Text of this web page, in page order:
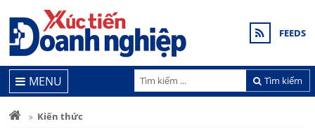
FEEDS
Tìm kiếm
MENU
Kiến thức